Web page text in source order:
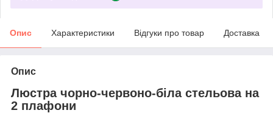
Опис Характеристики Відгуки про товар Доставка
Опис
Люстра чорно-червоно-біла стельова на
2 плафони